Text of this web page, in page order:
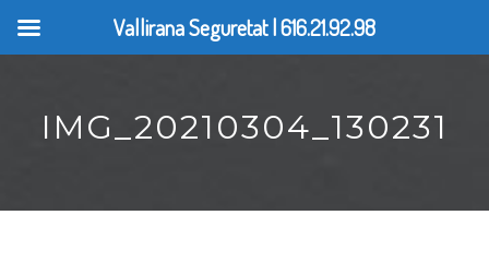
IMG_20210304_130231
Vallirana Seguretat | 616.21.92.98